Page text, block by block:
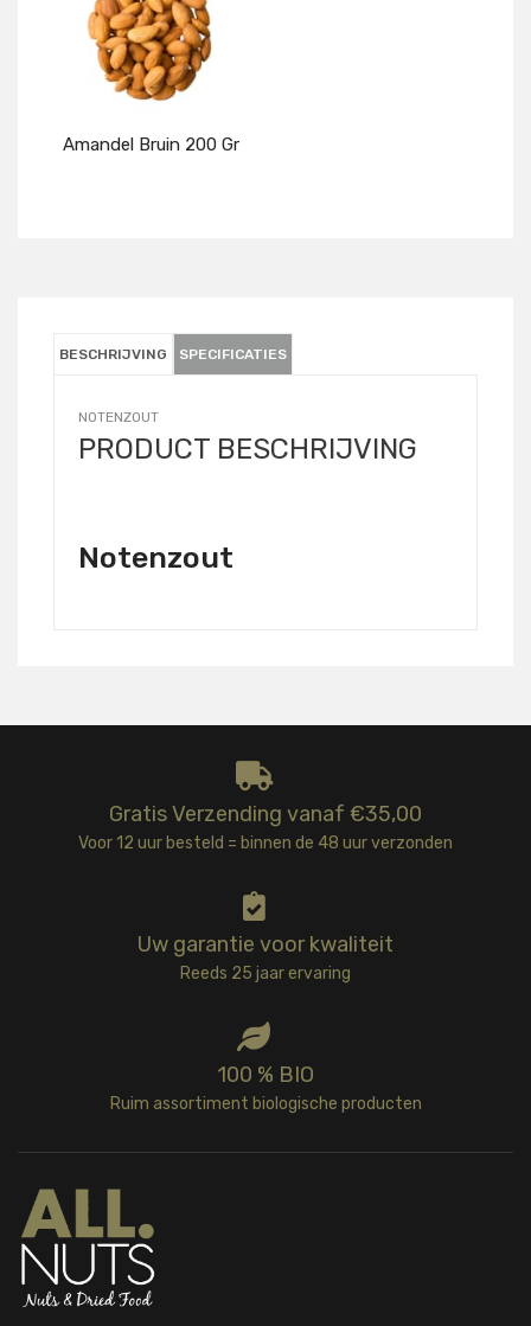
Amandel Bruin 200 Gr
BESCHRIJVING SPECIFICATIES
NOTENZOUT
PRODUCT BESCHRIJVING
Notenzout
Gratis Verzending vanaf €35,00
Voor 12 uur besteld = binnen de 48 uur verzonden
Uw garantie voor kwaliteit
Reeds 25 jaar ervaring
100 % BIO
Ruim assortiment biologische producten